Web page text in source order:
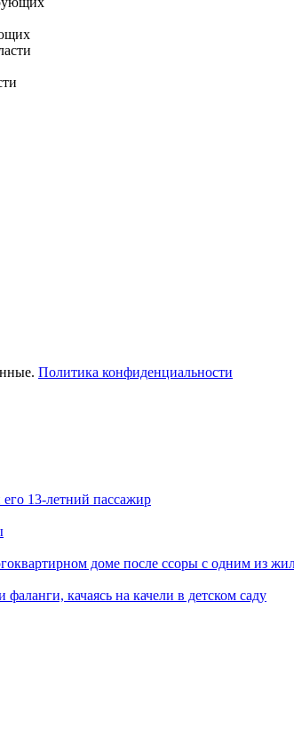
Политика конфиденциальности
13-летний пассажир
доме после ссоры с одним из
качаясь на качели в детском саду